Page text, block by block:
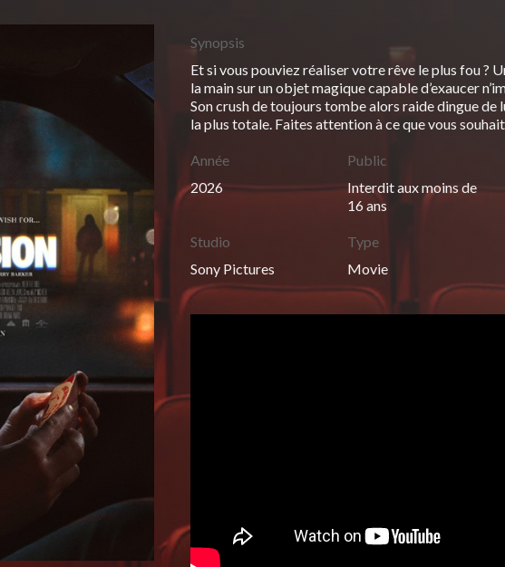
Synopsis
Et si vous pouviez réaliser votre rêve le plus fou ?
la main sur un objet magique capable d’exaucer
Son crush de toujours tombe alors raide dingue de
la plus totale. Faites attention à ce que vous
Année
2026
Public
Interdit aux moins de
16 ans
Studio
Sony Pictures
Type
Movie